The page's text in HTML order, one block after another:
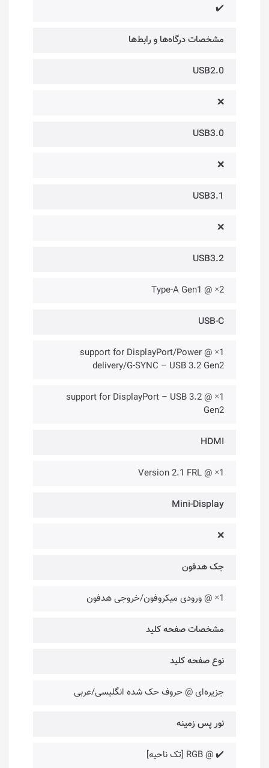
✔️
مشخصات درگاه‌ها و رابط‌ها
USB2.0
❌
USB3.0
❌
USB3.1
❌
USB3.2
2× @ Type-A Gen1
USB-C
1× @ support for DisplayPort/Power
delivery/G-SYNC – USB 3.2 Gen2
1× @ support for DisplayPort – USB 3.2
Gen2
HDMI
1× @ Version 2.1 FRL
Mini-Display
❌
جک هدفون
1× @ ورودی میکروفون/خروجی هدفون
مشخصات صفحه کلید
نوع صفحه کلید
جزیره‌ای @ حروف حک شده انگلیسی/عربی
نور پس زمینه
✔️ @ RGB [تک ناحیه]